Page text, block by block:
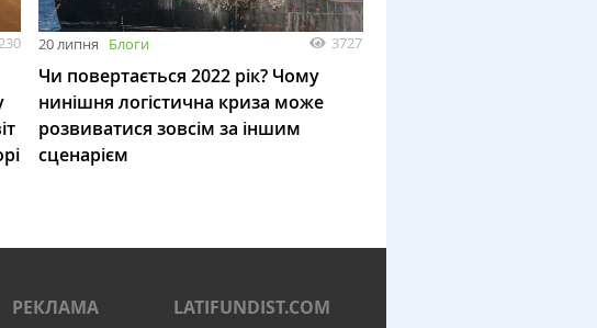
20 липня Блоги 3727
Чи повертається 2022 рік? Чому
нинішня логістична криза може
розвиватися зовсім за іншим
сценарієм
РЕКЛАМА LATIFUNDIST.COM